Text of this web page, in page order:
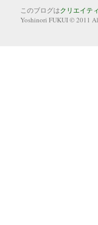
このブログはクリエイテ
Yoshinori FUKUI © 2011